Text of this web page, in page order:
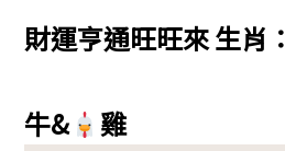
財運亨通旺旺來生肖：
牛& 雞